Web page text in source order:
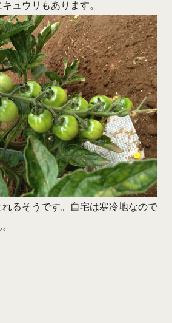
ュウリもあります。
るそうです。自宅は寒冷地なので